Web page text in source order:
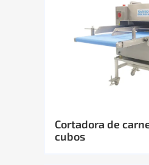
Cortadora de
cubos